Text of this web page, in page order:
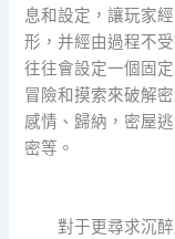
息和設定，讓玩家
形，并經由過程不
往往會設定一個固
冒險和摸索來破解
感情、歸納，密屋
密等。
對于更尋求沉醉